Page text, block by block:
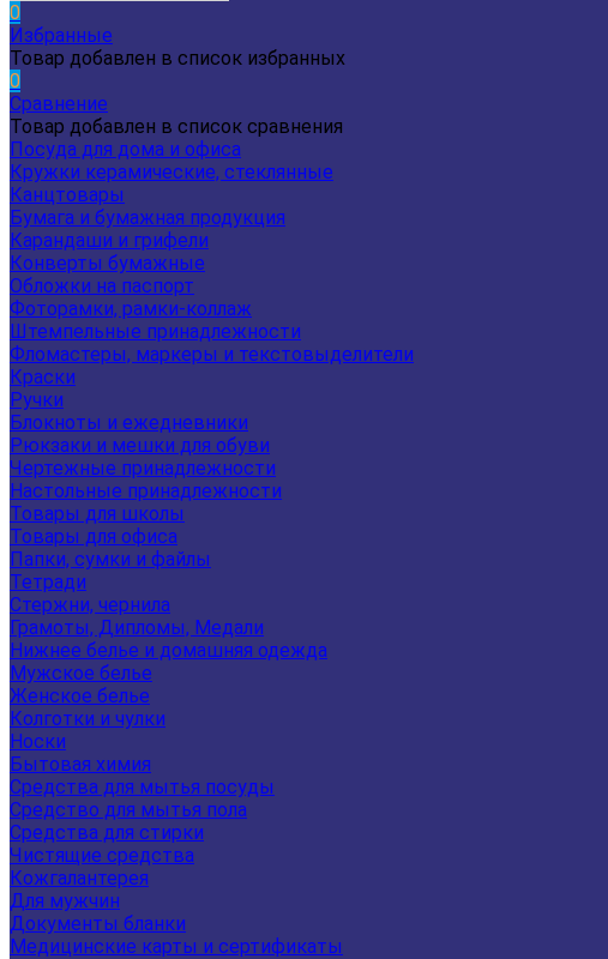
0
Избранные
Товар добавлен в список избранных
0
Сравнение
Товар добавлен в список сравнения
Посуда для дома и офиса
Кружки керамические, стеклянные
Канцтовары
Бумага и бумажная продукция
Карандаши и грифели
Конверты бумажные
Обложки на паспорт
Фоторамки, рамки-коллаж
Штемпельные принадлежности
Фломастеры, маркеры и текстовыделители
Краски
Ручки
Блокноты и ежедневники
Рюкзаки и мешки для обуви
Чертежные принадлежности
Настольные принадлежности
Товары для школы
Товары для офиса
Папки, сумки и файлы
Тетради
Стержни, чернила
Грамоты, Дипломы, Медали
Нижнее белье и домашняя одежда
Мужское белье
Женское белье
Колготки и чулки
Носки
Бытовая химия
Средства для мытья посуды
Средство для мытья пола
Средства для стирки
Чистящие средства
Кожгалантерея
Для мужчин
Документы бланки
Медицинские карты и сертификаты